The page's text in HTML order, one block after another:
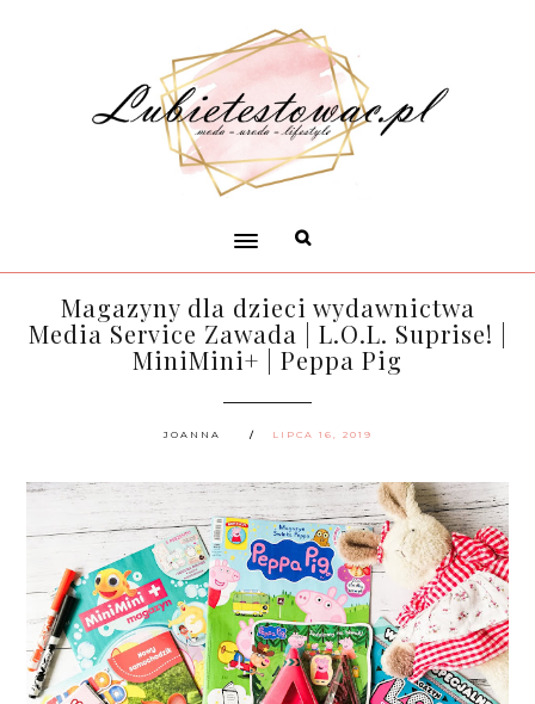
Magazyny dla dzieci wydawnictwa
Media Service Zawada | L.O.L. Suprise! |
MiniMini+ | Peppa Pig
JOANNA LIPCA 16, 2019